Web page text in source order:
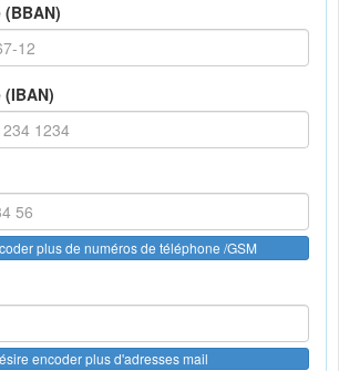
plus de numéros de téléphone /GSM
encoder plus d'adresses mail